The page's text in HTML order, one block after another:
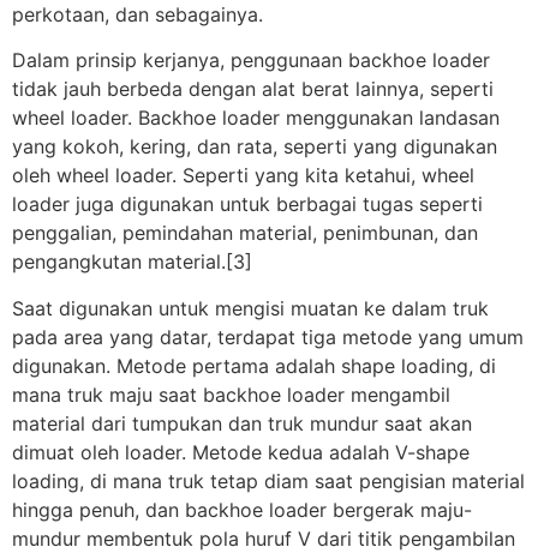
perkotaan, dan sebagainya.
Dalam prinsip kerjanya, penggunaan backhoe loader
tidak jauh berbeda dengan alat berat lainnya, seperti
wheel loader. Backhoe loader menggunakan landasan
yang kokoh, kering, dan rata, seperti yang digunakan
oleh wheel loader. Seperti yang kita ketahui, wheel
loader juga digunakan untuk berbagai tugas seperti
penggalian, pemindahan material, penimbunan, dan
pengangkutan material.[3]
Saat digunakan untuk mengisi muatan ke dalam truk
pada area yang datar, terdapat tiga metode yang umum
digunakan. Metode pertama adalah shape loading, di
mana truk maju saat backhoe loader mengambil
material dari tumpukan dan truk mundur saat akan
dimuat oleh loader. Metode kedua adalah V-shape
loading, di mana truk tetap diam saat pengisian material
hingga penuh, dan backhoe loader bergerak maju-
mundur membentuk pola huruf V dari titik pengambilan